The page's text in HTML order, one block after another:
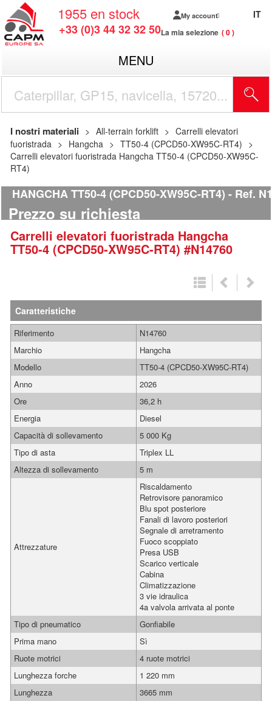
1955 en stock
+33 (0)3 44 32 32 50
My account
La mia selezione 0
IT
MENU
I nostri materiali All-terrain forklift
Carrelli elevatori
fuoristrada
Hangcha
TT50-4 (CPCD50-XW95C-RT4)
Carrelli elevatori fuoristrada Hangcha TT50-4 (CPCD50-XW95C-
RT4)
HANGCHA TT50-4 (CPCD50-XW95C-RT4) Ref.
Prezzo su richiesta
Carrelli elevatori fuoristrada Hangcha
TT50-4 (CPCD50-XW95C-RT4) #N14760
Caratteristiche
Riferimento
N14760
Marchio
Hangcha
Modello
TT50-4 (CPCD50-XW95C-RT4)
Anno
2026
Ore
36,2 h
Energia
Diesel
Capacità di sollevamento
5 000 Kg
Tipo di asta
Triplex LL
Altezza di sollevamento
5 m
Attrezzature
Riscaldamento
Retrovisore panoramico
Blu spot posteriore
Fanali di lavoro posteriori
Segnale di arretramento
Fuoco scoppiato
Presa USB
Scarico verticale
Cabina
Climatizzazione
3 vie idraulica
4a valvola arrivata al ponte
Tipo di pneumatico
Gonfiabile
Prima mano
Sì
Ruote motrici
4 ruote motrici
Lunghezza forche
1 220 mm
Lunghezza
3665 mm